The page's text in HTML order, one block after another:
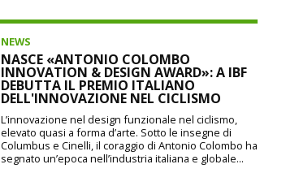
NEWS
NASCE «ANTONIO COLOMBO
INNOVATION & DESIGN AWARD»: A IBF
DEBUTTA IL PREMIO ITALIANO
DELL'INNOVAZIONE NEL CICLISMO
L’innovazione nel design funzionale nel ciclismo,
elevato quasi a forma d’arte. Sotto le insegne di
Columbus e Cinelli, il coraggio di Antonio Colombo ha
segnato un’epoca nell’industria italiana e globale...